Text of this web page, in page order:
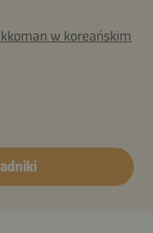
w koreańskim